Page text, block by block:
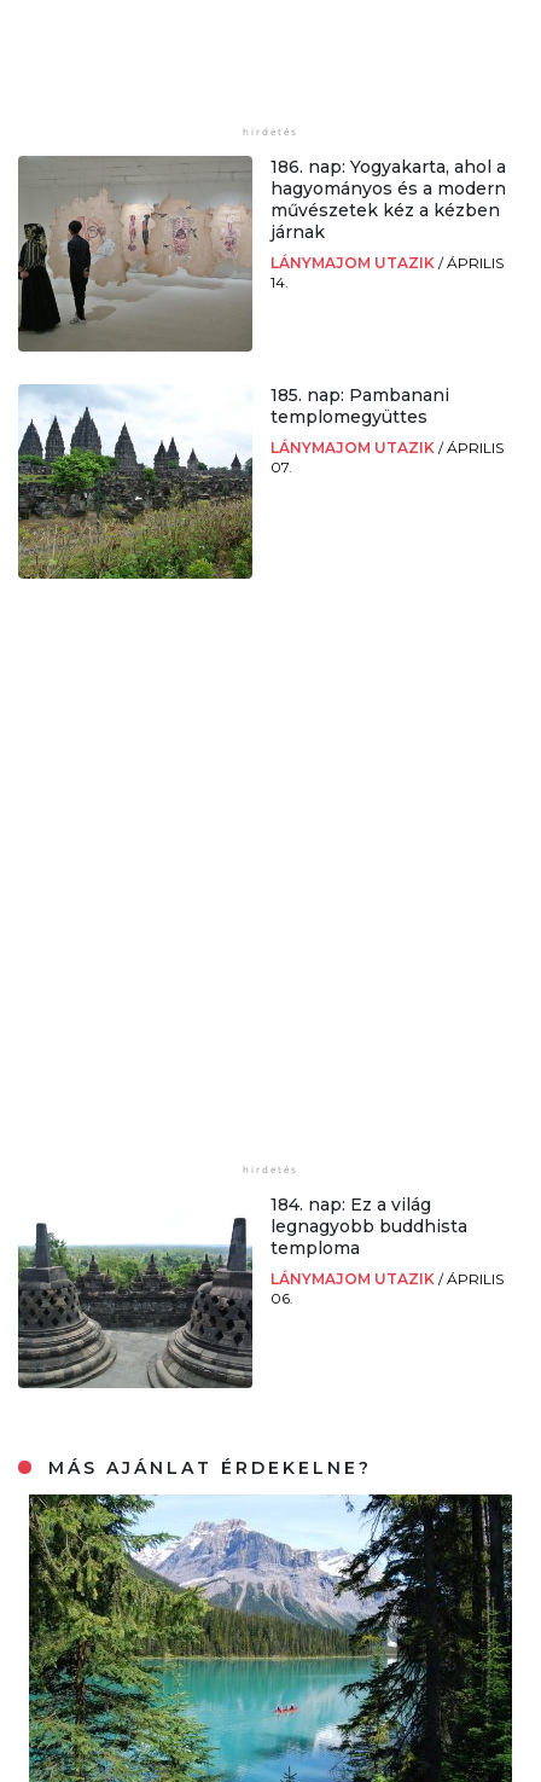
186. nap: Yogyakarta, ahol a
hagyományos és a modern
művészetek kéz a kézben
járnak
LÁNYMAJOM UTAZIK /ÁPRILIS
14.
185. nap: Pambanani
templomegyüttes
LÁNYMAJOM UTAZIK /ÁPRILIS
07.
184. nap: Ez a világ
legnagyobb buddhista
temploma
LÁNYMAJOM UTAZIK /ÁPRILIS
06.
MÁS AJÁNLAT ÉRDEKELNE?